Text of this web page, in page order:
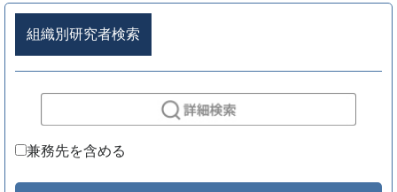
組織別研究者検索
兼務先を含める